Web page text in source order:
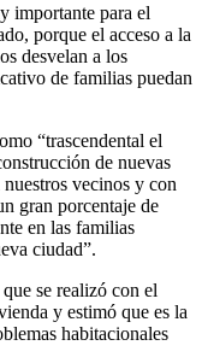
importante para el
porque el acceso a la
desvelan a los
de familias puedan
“trascendental el
de nuevas
vecinos y con
gran porcentaje de
en las familias
ciudad”.
se realizó con el
y estimó que es la
habitacionales